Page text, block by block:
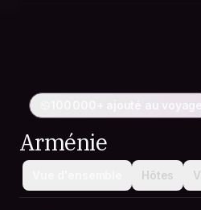
100 000+ ajouté au voyage
Arménie
Hôtes